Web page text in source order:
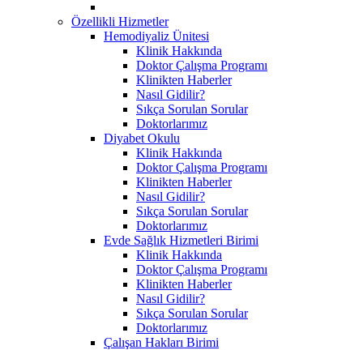
Özellikli Hizmetler
Hemodiyaliz Ünitesi
Klinik Hakkında
Doktor Çalışma Programı
Klinikten Haberler
Nasıl Gidilir?
Sıkça Sorulan Sorular
Doktorlarımız
Diyabet Okulu
Klinik Hakkında
Doktor Çalışma Programı
Klinikten Haberler
Nasıl Gidilir?
Sıkça Sorulan Sorular
Doktorlarımız
Evde Sağlık Hizmetleri Birimi
Klinik Hakkında
Doktor Çalışma Programı
Klinikten Haberler
Nasıl Gidilir?
Sıkça Sorulan Sorular
Doktorlarımız
Çalışan Hakları Birimi